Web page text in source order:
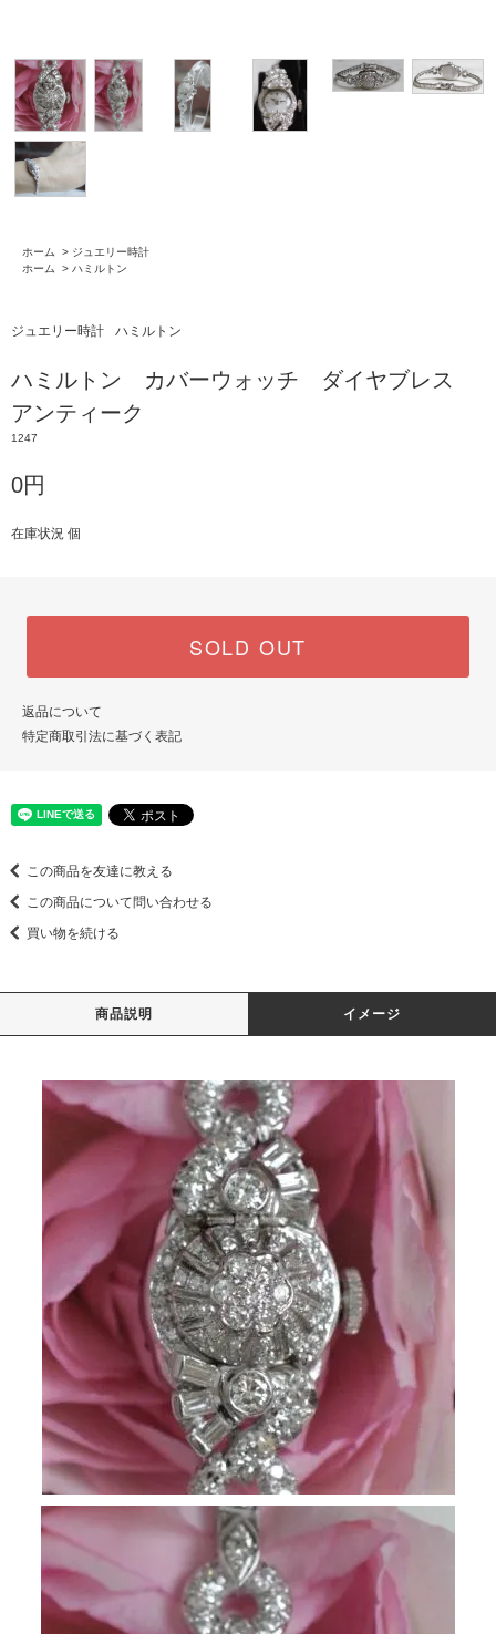
ホーム > ジュエリー時計
ホーム
> ハミルトン
ジュエリー時計 ハミルトン
ハミルトン カバーウォッチ ダイヤブレス
アンティーク
1247
0円
在庫状況 個
SOLD OUT
返品について
特定商取引法に基づく表記
この商品を友達に教える
この商品について問い合わせる
買い物を続ける
商品説明 イメージ